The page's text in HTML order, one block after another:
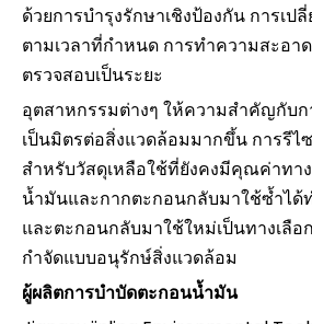
ด้วยการบำรุงรักษาเชิงป้องกัน การเป
ตามเวลาที่กำหนด การทำความสะอา
ตรวจสอบเป็นระยะ
อุตสาหกรรมต่างๆ ให้ความสำคัญกับ
เป็นมิตรต่อสิ่งแวดล้อมมากขึ้น การรีไ
สำหรับวัสดุเหลือใช้ที่ยังคงมีคุณค่าทา
น้ำมันและกากตะกอนกลับมาใช้ซ้ำได้
และตะกอนกลับมาใช้ใหม่เป็นทางเลือ
กำจัดแบบอนุรักษ์สิ่งแวดล้อม
ผู้ผลิตการบำบัดตะกอนน้ำมัน